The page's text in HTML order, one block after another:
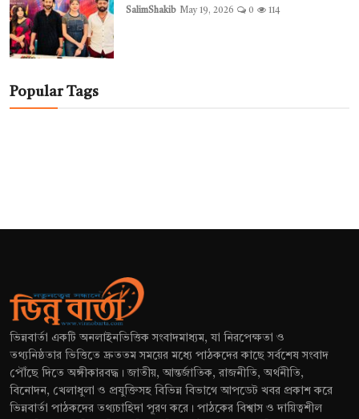
SalimShakib May 19, 2026 0 114
Popular Tags
ভিন্নবার্তা একটি অনলাইনভিত্তিক সংবাদমাধ্যম, যা নিরপেক্ষতা ও
তথ্যনিষ্ঠতার ভিত্তিতে দ্রুততম সময়ের মধ্যে পাঠকদের কাছে সর্বশেষ সংবাদ
পৌঁছে দিতে অঙ্গীকারবদ্ধ। জাতীয়, আন্তর্জাতিক, রাজনীতি, অর্থনীতি,
বিনোদন, খেলাধুলা ও প্রযুক্তিসহ বিভিন্ন বিভাগে আপডেট খবর প্রকাশ করে
ভিন্নবার্তা পাঠকদের তথ্যচাহিদা পূরণ করে। পাঠকের বিশ্বাস ও দায়িত্বশীল